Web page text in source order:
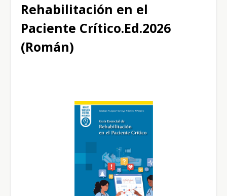
Rehabilitación en el
Paciente Crítico.Ed.2026
(Román)